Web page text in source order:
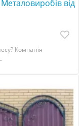
від
Компанія